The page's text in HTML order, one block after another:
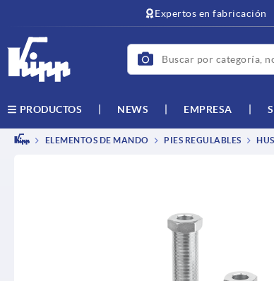
Expertos en fabricación
PRODUCTOS NEWS EMPRESA
ELEMENTOS DE MANDO PIES REGULABLES